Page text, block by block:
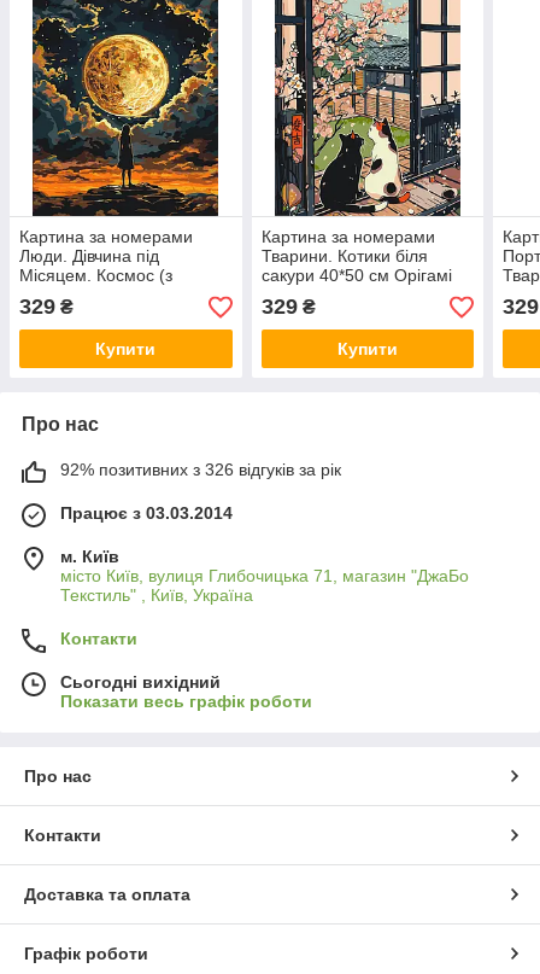
Картина за номерами
Люди. Дівчина під
Місяцем. Космос (з
фарбами металік) 40*50
см Орігамі LW 3401
329 ₴
Купити
Картина за номерами
Тварини. Котики біля
сакури 40*50 см Орігамі
LW 3404
329₴
Купити
329
Про нас
92% позитивних з 326 відгуків за рік
Працює з 03.03.2014
м. Київ
місто Київ, вулиця Глибочицька 71, магазин "ДжаБо
Текстиль" , Київ, Україна
Контакти
Сьогодні вихідний
Показати весь графік роботи
Про нас
Контакти
Доставка та оплата
Графік роботи